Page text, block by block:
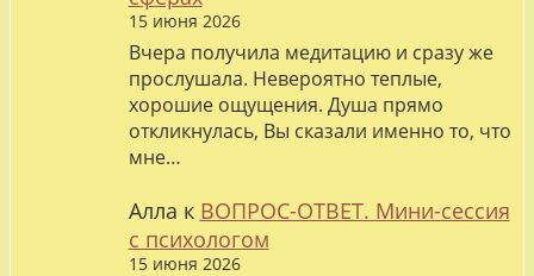
15 июня 2026
Вчера получила медитацию и сразу же
прослушала. Невероятно теплые,
хорошие ощущения. Душа прямо
откликнулась, Вы сказали именно то, что
мне…
Алла к ВОПРОС-ОТВЕТ. Мини-сессия
с психологом
15 июня 2026